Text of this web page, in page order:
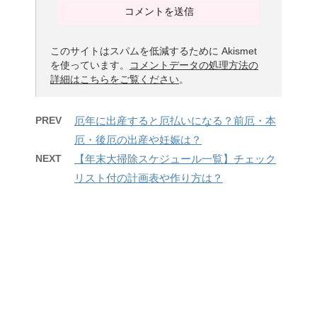
このサイトはスパムを低減するために Akismet
を使っています。
コメントデータの処理方法の
詳細はこちらをご覧ください。
PREV
厄年に出産すると厄払いになる？前厄・本
厄・後厄の出産や妊娠は？
NEXT
【年末大掃除スケジュール一覧】チェック
リスト付の計画表や作り方は？